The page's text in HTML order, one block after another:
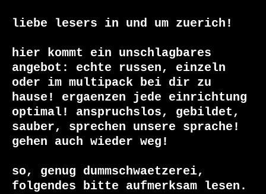
liebe lesers in und um zuerich!
hier kommt ein unschlagbares
angebot: echte russen, einzeln
oder im multipack bei dir zu
hause! ergaenzen jede einrichtung
optimal! anspruchslos, gebildet,
sauber, sprechen unsere sprache!
gehen auch wieder weg!
so, genug dummschwaetzerei,
folgendes bitte aufmerksam lesen.